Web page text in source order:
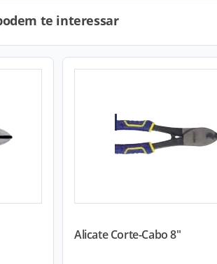
te interessar
Alicate Corte-Cabo 8"